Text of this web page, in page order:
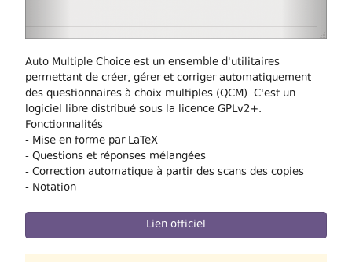
Auto Multiple Choice est un ensemble d'utilitaires
permettant de créer, gérer et corriger automatiquement
des questionnaires à choix multiples (QCM). C'est un
logiciel libre distribué sous la licence GPLv2+.
Fonctionnalités
- Mise en forme par LaTeX
- Questions et réponses mélangées
- Correction automatique à partir des scans des copies
- Notation
Lien officiel